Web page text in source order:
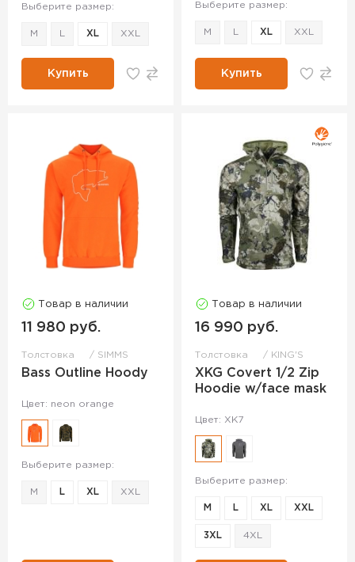
Выберите размер:
M XL XXL
Купить
Выберите размер:
M XL XXL
Купить
Товар в наличии
11 980 руб.
Толстовка SIMMS
Bass Outline Hoody
Цвет: neon orange
Выберите размер:
M L XL XXL
Товар в наличии
16 990 руб.
Толстовка KING'S
XKG Covert 1/2 Zip
Hoodie w/face mask
Цвет: XK7
Выберите размер:
M L XL XXL
3XL 4XL